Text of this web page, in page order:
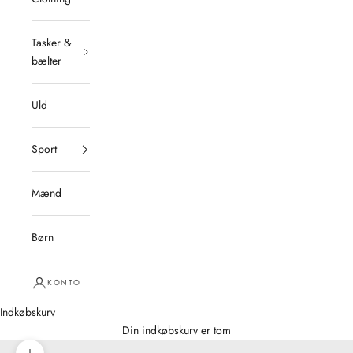
Tasker &
bælter
Uld
Sport
Mænd
Børn
KONTO
Indkøbskurv
Din indkøbskurv er tom